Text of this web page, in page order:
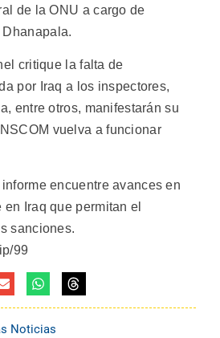
de la ONU a cargo de
critique la falta de
por Iraq a los inspectores,
entre otros, manifestarán su
vuelva a funcionar
encuentre avances en
Iraq que permitan el
sanciones.
99
Noticias